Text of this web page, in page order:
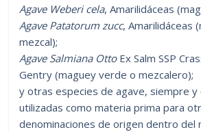
Agave Weberi cela, Amarilidáceas
Agave Patatorum zucc, Amarilidáceas
mezcal);
Agave Salmiana OttoEx Salm SSP
Gentry (maguey verde o mezcalero);
y otras especies de agave, siempre y
utilizadas como materia prima para
denominaciones de origen dentro del